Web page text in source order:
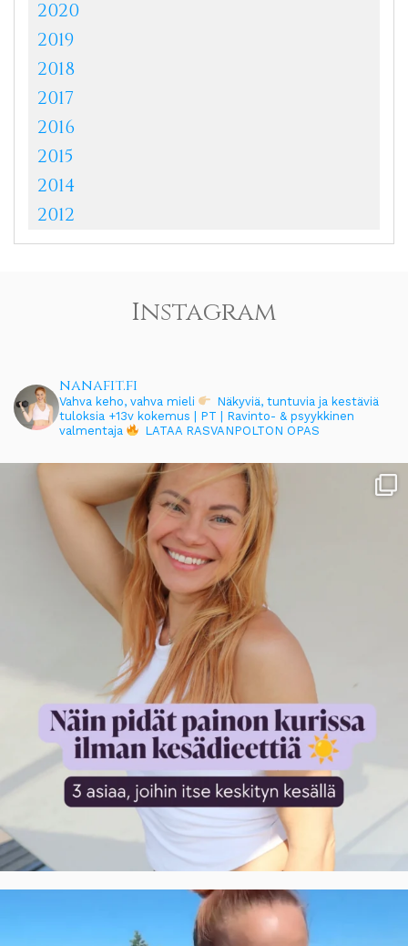
2020
2019
2018
2017
2016
2015
2014
2012
Instagram
nanafit.fi
Vahva keho, vahva mieli
Näkyviä, tuntuvia ja kestäviä
tuloksia +13v kokemus | PT | Ravinto- & psyykkinen
valmentaja
LATAA RASVANPOLTON OPAS